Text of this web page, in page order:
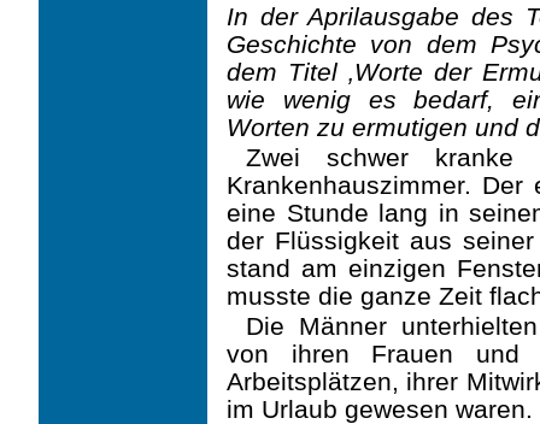
In der Aprilausgabe des
Geschichte von dem
dem Titel ‚Worte der
wie wenig es bedarf,
Worten zu ermutigen und
Zwei schwer kranke
Krankenhauszimmer.
eine Stunde lang in
der Flüssigkeit aus
stand am einzigen
musste die ganze Zeit
Die Männer
von ihren Frauen und
Arbeitsplätzen, ihrer
im Urlaub ge­wesen waren.